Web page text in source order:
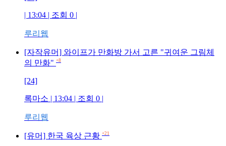
| 13:04 | 조회 0 |
루리웹
[자작유머] 와이프가 만화방 가서 고른 "귀여운 그림체
의 만화" +8
[24]
록마소 | 13:04 | 조회 0 |
루리웹
[유머] 한국 육상 근황 +21